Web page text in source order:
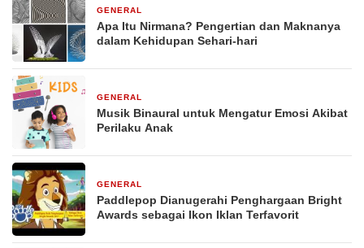
GENERAL
Apa Itu Nirmana? Pengertian dan Maknanya
dalam Kehidupan Sehari-hari
GENERAL
Musik Binaural untuk Mengatur Emosi Akibat
Perilaku Anak
GENERAL
Paddlepop Dianugerahi Penghargaan Bright
Awards sebagai Ikon Iklan Terfavorit